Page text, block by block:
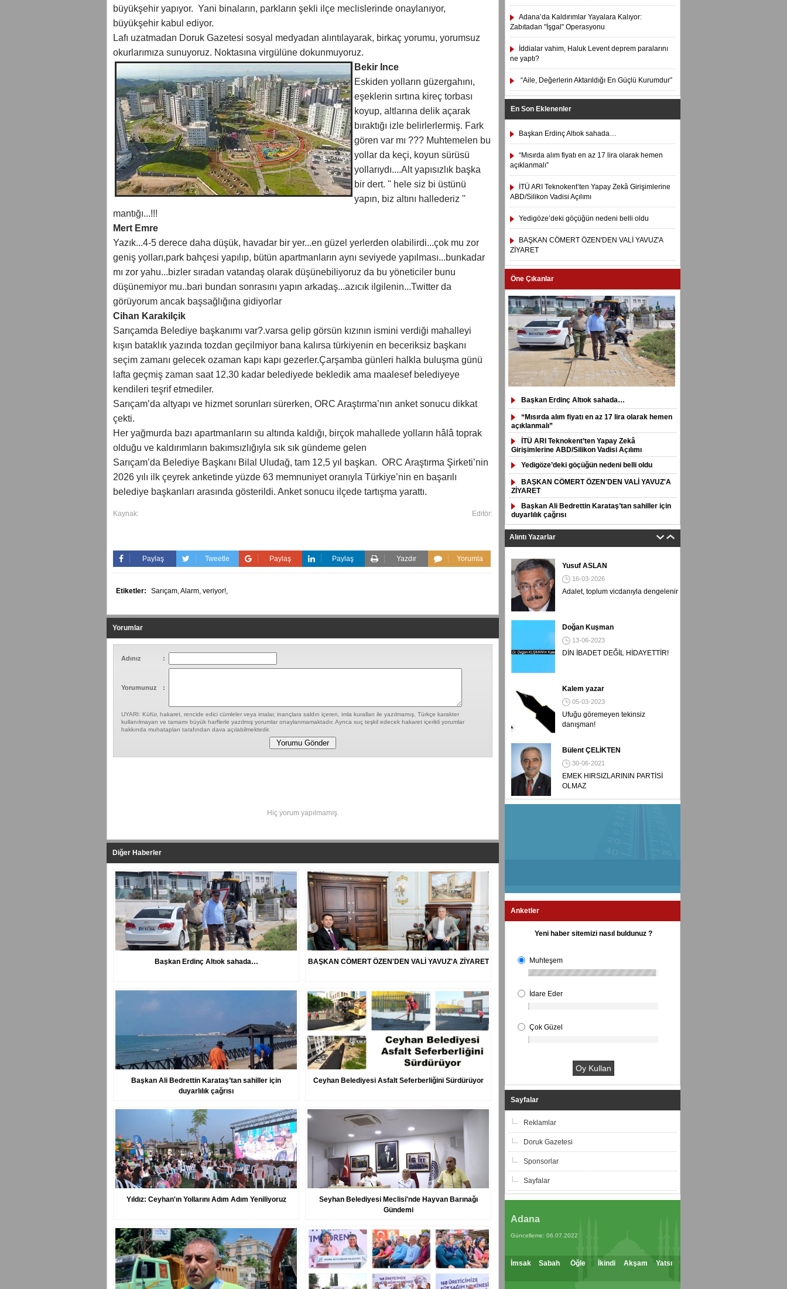
büyükşehir yapıyor. Yani binaların, parkların şekli ilçe meclislerinde onaylanıyor,
büyükşehir kabul ediyor.
Lafı uzatmadan Doruk Gazetesi sosyal medyadan alıntılayarak, birkaç yorumu, yorumsuz
okurlarımıza sunuyoruz. Noktasına virgülüne dokunmuyoruz.
Bekir Ince
Eskiden yolların güzergahını,
eşeklerin sırtına kireç torbası
koyup, altlarına delik açarak
bıraktığı izle belirlerlermiş. Fark
gören var mı ??? Muhtemelen bu
yollar da keçi, koyun sürüsü
yollarıydı....Alt yapısızlık başka
bir dert. '' hele siz bi üstünü
yapın, biz altını hallederiz ''
mantığı...!!!
Mert Emre
Yazık...4-5 derece daha düşük, havadar bir yer...en güzel yerlerden olabilirdi...çok mu zor
geniş yolları,park bahçesi yapılıp, bütün apartmanların aynı seviyede yapılması...bunkadar
mı zor yahu...bizler sıradan vatandaş olarak düşünebiliyoruz da bu yöneticiler bunu
düşünemiyor mu..bari bundan sonrasını yapın arkadaş...azıcık ilgilenin...Twitter da
görüyorum ancak başsağlığına gidiyorlar
Cihan Karakilçik
Sarıçamda Belediye başkanımı var?.varsa gelip görsün kızının ismini verdiği mahalleyi
kışın bataklık yazında tozdan geçilmiyor bana kalırsa türkiyenin en beceriksiz başkanı
seçim zamanı gelecek ozaman kapı kapı gezerler.Çarşamba günleri halkla buluşma günü
lafta geçmiş zaman saat 12.30 kadar belediyede bekledik ama maalesef belediyeye
kendileri teşrif etmediler.
Sarıçam’da altyapı ve hizmet sorunları sürerken, ORC Araştırma’nın anket sonucu dikkat
çekti.
Her yağmurda bazı apartmanların su altında kaldığı, birçok mahallede yolların hâlâ toprak
olduğu ve kaldırımların bakımsızlığıyla sık sık gündeme gelen
Sarıçam’da Belediye Başkanı Bilal Uludağ, tam 12,5 yıl başkan. ORC Araştırma Şirketi’nin
2026 yılı ilk çeyrek anketinde yüzde 63 memnuniyet oranıyla Türkiye’nin en başarılı
belediye başkanları arasında gösterildi. Anket sonucu ilçede tartışma yarattı.
Kaynak: Editör:
Paylaş Tweetle Paylaş Paylaş Yazdır Yorumla
Etiketler: Sarıçam,Alarm, veriyor!,
Yorumlar
Adınız :
Yorumunuz :
UYARI: Küfür, hakaret, rencide edici cümleler veya imalar, inançlara saldırı içeren, imla kuralları ile yazılmamış, Türkçe karakter
kullanılmayan ve tamamı büyük harflerle yazılmış yorumlar onaylanmamaktadır. Ayrıca suç teşkil edecek hakaret içerikli yorumlar
hakkında muhatapları tarafından dava açılabilmektedir.
Hiç yorum yapılmamış.
Diğer Haberler
Başkan Erdinç Altıok sahada… BAŞKAN CÖMERT ÖZEN'DEN VALİ YAVUZ'A ZİYARET
Başkan Ali Bedrettin Karataş’tan sahiller için
duyarlılık çağrısı
Ceyhan Belediyesi Asfalt Seferberliğini Sürdürüyor
Yıldız: Ceyhan'ın Yollarını Adım Adım Yeniliyoruz
Seyhan Belediyesi Meclisi'nde Hayvan Barınağı
Gündemi
Adana’da Kaldırımlar Yayalara Kalıyor:
Zabıtadan "İşgal" Operasyonu
İddialar vahim, Haluk Levent deprem paralarını
ne yaptı?
“Aile, Değerlerin Aktarıldığı En Güçlü Kurumdur”
En Son Eklenenler
Başkan Erdinç Altıok sahada…
“Mısırda alım fiyatı en az 17 lira olarak hemen
açıklanmalı”
İTÜ ARI Teknokent’ten Yapay Zekâ Girişimlerine
ABD/Silikon Vadisi Açılımı
Yedigöze’deki göçüğün nedeni belli oldu
BAŞKAN CÖMERT ÖZEN'DEN VALİ YAVUZ'A
ZİYARET
Öne Çıkanlar
Başkan Erdinç Altıok sahada…
“Mısırda alım fiyatı en az 17 lira olarak hemen
açıklanmalı”
İTÜ ARI Teknokent’ten Yapay Zekâ
Girişimlerine ABD/Silikon Vadisi Açılımı
Yedigöze’deki göçüğün nedeni belli oldu
BAŞKAN CÖMERT ÖZEN'DEN VALİ YAVUZ'A
ZİYARET
Başkan Ali Bedrettin Karataş’tan sahiller için
duyarlılık çağrısı
Alıntı Yazarlar
Yusuf ASLAN
16-03-2026
Adalet, toplum vicdanıyla dengelenir
Doğan Kuşman
13-06-2023
DİN İBADET DEĞİL HİDAYETTİR!
Kalem yazar
05-03-2023
Ufuğu göremeyen tekinsiz
danışman!
Bülent ÇELİKTEN
30-06-2021
EMEK HIRSIZLARININ PARTİSİ
OLMAZ
Anketler
Yeni haber sitemizi nasıl buldunuz ?
Muhteşem
İdare Eder
Çok Güzel
Sayfalar
Reklamlar
Doruk Gazetesi
Sponsorlar
Sayfalar
Adana
Güncelleme: 06.07.2022
İmsak Sabah Öğle İkindi Akşam Yatsı